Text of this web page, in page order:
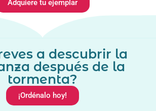
Adquiere tu ejemplar
a descubrir la
después de la
tormenta?
¡Ordénalo hoy!